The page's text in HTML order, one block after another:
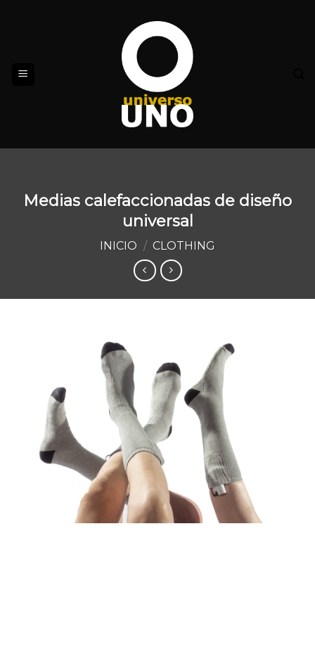
Medias calefaccionadas de diseño
universal
INICIO / CLOTHING